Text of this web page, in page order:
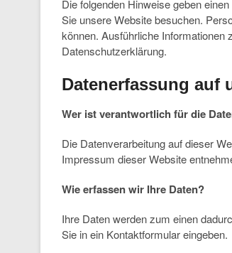
Die folgenden Hinweise geben
Sie unsere Website besuchen.
können. Ausführliche Informationen
Datenschutzerklärung.
Datenerfassung auf
Wer ist verantwortlich für die
Die Datenverarbeitung auf dieser
Impressum dieser Website
Wie erfassen wir Ihre Daten?
Ihre Daten werden zum einen
Sie in ein Kontaktformular eingeben.